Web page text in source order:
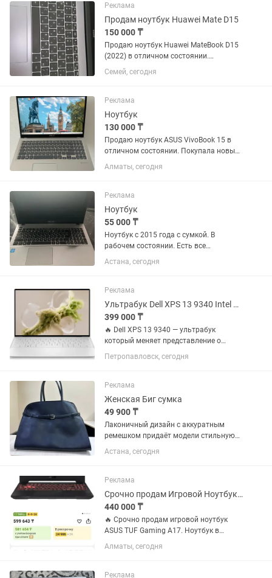
домда
Реклама
Продам ноутбук Huawei Mate D15
150 000 ₸
Продаю ноутбук Huawei MateBook D15
(2022) в отличном состоянии.
Пользовалась им аккуратно и только
для учебы. Не роняла, не перегревала,
как новый. Чистый,...
Семей, сегодня
Реклама
Ноутбук
130 000 ₸
Продаю ноутбук ASUS VivoBook 15 в
отличном состоянии. Покупала новым
за 180 000 тг, пользовалась всего 6
месяцев. Приобретала для работы
компанию. Сейчас уволилась,...
Алматы, сегодня
Реклама
Ноутбук
55 000 ₸
Ноутбук с 2015 года с сумкой. В
рабочем состоянии. Есть все
необходимые браузеры.
Астана, сегодня
Реклама
Ультрабук Dell XPS 13 9340 Intel Core Ultra 7 (16core) 32GB 1TB Office 365
399 000 ₸
🔥 Dell XPS 13 9340 — ультрабук
который меняет представление о
ноутбуках Вы держите в руках один из
лучших ультрабуков планеты.
сенсорный экран профессионального
уровня,...
Петропавловск, сегодня
Реклама
Женская Биг сумка
49 900 ₸
Лаконичный дизайн с аккуратным
ремешком придаёт модели стильную
сдержанность и делает её
универсальной под любой гардероб.
всё необходимое, вместится ноутбук.
Жёсткие...
Астана, сегодня
Реклама
Срочно продам Игровой Ноутбук Asus Tuf Geaming A17
440 000 ₸
🔥 Срочно продам игровой ноутбук
ASUS TUF Gaming A17. Ноутбук в
состоянии, близком к новому.
Покупался в конце 2025
Полностью исправен, без ремонтов и
Алматы, сегодня
Реклама